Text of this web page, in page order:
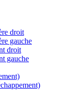
droit
gauche
droit
gauche